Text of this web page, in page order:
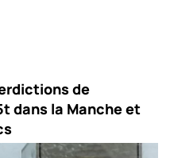
de
dans la Manche et